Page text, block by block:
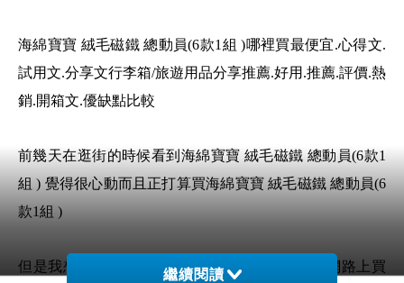
海綿寶寶 絨毛磁鐵 總動員(6款1組 )哪裡買最便宜.心得文.
試用文.分享文行李箱/旅遊用品分享推薦.好用.推薦.評價.熱
銷.開箱文.優缺點比較
前幾天在逛街的時候看到海綿寶寶 絨毛磁鐵 總動員(6款1
組 ) 覺得很心動而且正打算買海綿寶寶 絨毛磁鐵 總動員(6
款1組 )
但是我想海綿寶寶 絨毛磁鐵 總動員(6款1組 ) 在網路上買
繼續閱讀